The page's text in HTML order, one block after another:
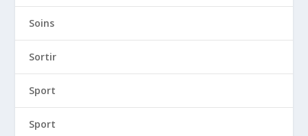
Soins
Sortir
Sport
Sport